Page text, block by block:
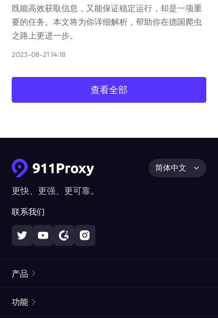
既能高效获取信息，又能保证稳定运行，却是一项重
要的任务。本文将为你详细解析，帮助你在德国爬虫
之路上更进一步。
2023-08-21 14:18
查看全部
更快、更强、更可靠。
联系我们
简体中文
产品
功能